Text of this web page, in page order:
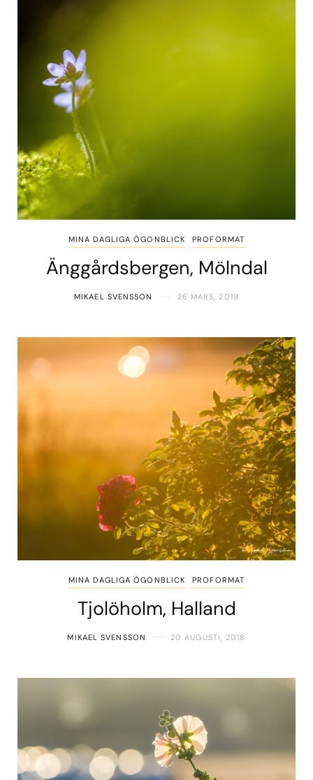
MINA DAGLIGA ÖGONBLICK PROFORMAT
Änggårdsbergen, Mölndal
MIKAEL SVENSSON 26 MARS, 2019
MINA DAGLIGA ÖGONBLICK PROFORMAT
Tjolöholm, Halland
MIKAEL SVENSSON 20 AUGUSTI, 2018